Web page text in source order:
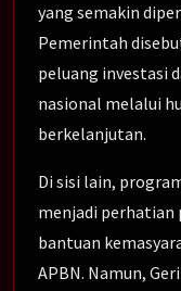
yang semakin
Pemerintah
peluang investasi
nasional melalui
berkelanjutan.
Di sisi lain,
menjadi perhatian
bantuan
APBN. Namun,